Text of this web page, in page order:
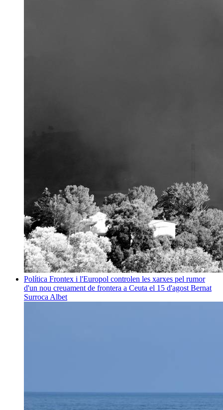
Política Frontex i l'Europol controlen les xarxes pel rumor
d'un nou creuament de frontera a Ceuta el 15 d'agost Bernat
Surroca Albet